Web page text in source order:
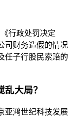
行政处罚决定
司财务造假的情况
任子行股民索赔的
大局？
亚鸿世纪科技发展